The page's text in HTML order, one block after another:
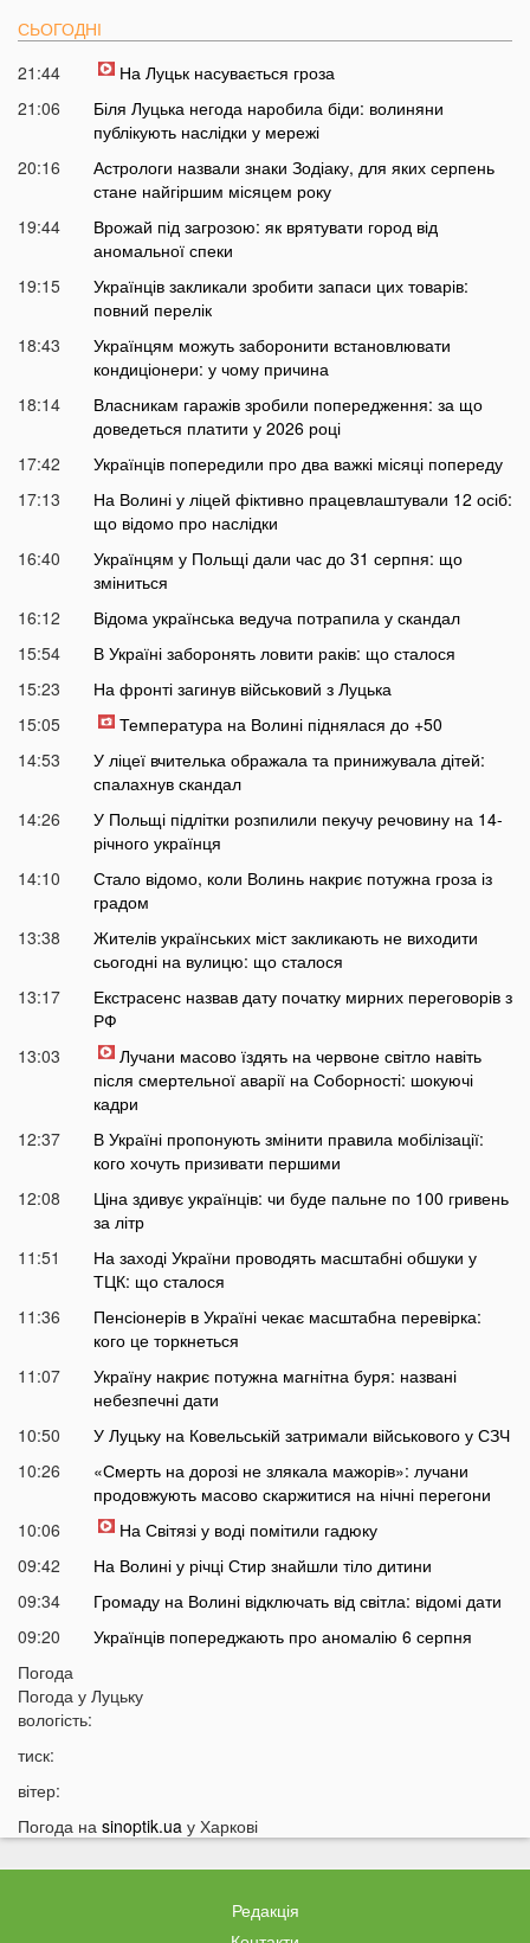
СЬОГОДНІ
21:44
На Луцьк насувається гроза
21:06
Біля Луцька негода наробила біди: волиняни
публікують наслідки у мережі
20:16
Астрологи назвали знаки Зодіаку, для яких серпень
стане найгіршим місяцем року
19:44
Врожай під загрозою: як врятувати город від
аномальної спеки
19:15
Українців закликали зробити запаси цих товарів:
повний перелік
18:43
Українцям можуть заборонити встановлювати
кондиціонери: у чому причина
18:14
Власникам гаражів зробили попередження: за що
доведеться платити у 2026 році
17:42
Українців попередили про два важкі місяці попереду
17:13
На Волині у ліцей фіктивно працевлаштували 12 осіб:
що відомо про наслідки
16:40
Українцям у Польщі дали час до 31 серпня: що
зміниться
16:12
Відома українська ведуча потрапила у скандал
15:54
В Україні заборонять ловити раків: що сталося
15:23
На фронті загинув військовий з Луцька
15:05
Температура на Волині піднялася до +50
14:53
У ліцеї вчителька ображала та принижувала дітей:
спалахнув скандал
14:26
У Польщі підлітки розпилили пекучу речовину на 14-
річного українця
14:10
Стало відомо, коли Волинь накриє потужна гроза із
градом
13:38
Жителів українських міст закликають не виходити
сьогодні на вулицю: що сталося
13:17
Екстрасенс назвав дату початку мирних переговорів з
РФ
13:03
Лучани масово їздять на червоне світло навіть
після смертельної аварії на Соборності: шокуючі
кадри
12:37
В Україні пропонують змінити правила мобілізації:
кого хочуть призивати першими
12:08
Ціна здивує українців: чи буде пальне по 100 гривень
за літр
11:51
На заході України проводять масштабні обшуки у
ТЦК: що сталося
11:36
Пенсіонерів в Україні чекає масштабна перевірка:
кого це торкнеться
11:07
Україну накриє потужна магнітна буря: названі
небезпечні дати
10:50
У Луцьку на Ковельській затримали військового у СЗЧ
10:26
«Смерть на дорозі не злякала мажорів»: лучани
продовжують масово скаржитися на нічні перегони
10:06
На Світязі у воді помітили гадюку
09:42
На Волині у річці Стир знайшли тіло дитини
09:34
Громаду на Волині відключать від світла: відомі дати
09:20
Українців попереджають про аномалію 6 серпня
09:05
вважався зниклим безвісти
21:32
20:21
Ці продукти потрібно викинути через 48 годин: вони
можуть бути небезпечними
кого це стосується
Погода
Погода у Луцьку
вологість:
тиск:
вітер:
Погода на sinoptik.ua у Харкові
Редакція